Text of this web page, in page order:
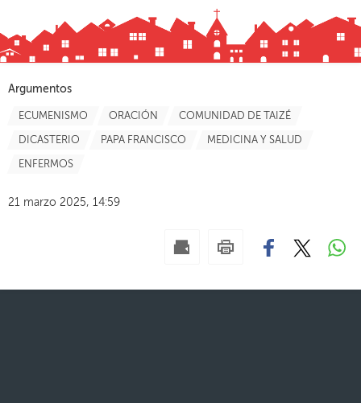
Argumentos
ECUMENISMO ORACIÓN COMUNIDAD DE TAIZÉ
DICASTERIO PAPA FRANCISCO MEDICINA Y SALUD
ENFERMOS
21 marzo 2025, 14:59